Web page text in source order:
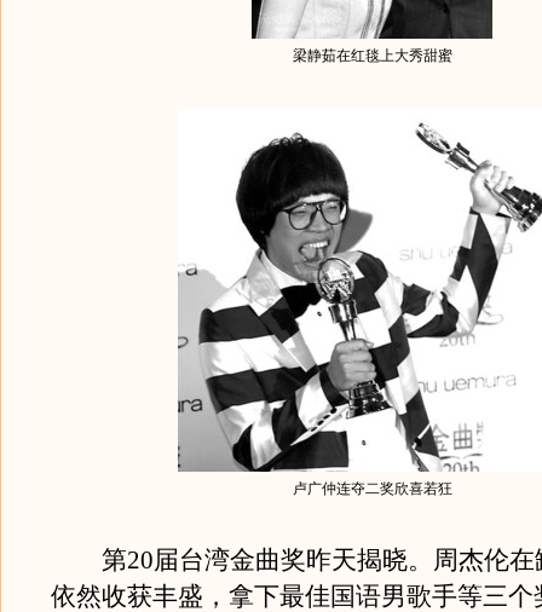
梁静茹在红毯上大秀甜蜜
卢广仲连夺二奖欣喜若狂
第20届台湾金曲奖昨天揭晓。周杰伦在
依然收获丰盛，拿下最佳国语男歌手等三个